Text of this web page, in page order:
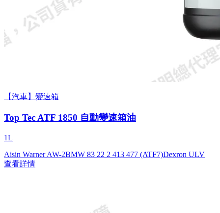
【汽車】變速箱
Top Tec ATF 1850 自動變速箱油
1L
Aisin Warner AW-2BMW 83 22 2 413 477 (ATF7)Dexron ULV
查看詳情